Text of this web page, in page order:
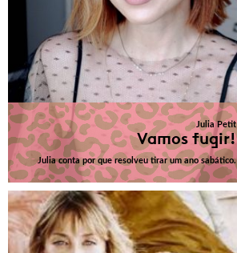
Julia Petit
Vamos fugir!
Julia conta por que resolveu tirar um ano sabático.